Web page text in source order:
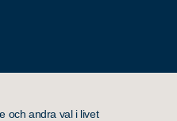
och andra val i livet